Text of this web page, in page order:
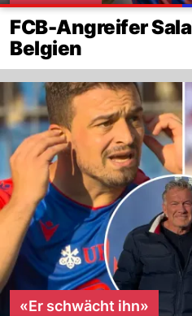
FCB-Angreifer
Belgien
«Er schwächt ihn»